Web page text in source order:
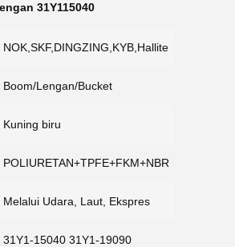
31Y115040
NOK,SKF,DINGZING,KYB,Hallite
Boom/Lengan/Bucket
Kuning biru
POLIURETAN+TPFE+FKM+NBR
Melalui Udara, Laut, Ekspres
31Y1-15040 31Y1-19090